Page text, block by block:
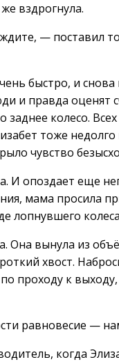
вздрогнула.
— поставил
быстро, и
и правда оценят
колесо.
тоже недолго
чувство
И опоздает еще
мама просила
лопнувшего
Она вынула из
хвост.
проходу к
равновесие —
когда